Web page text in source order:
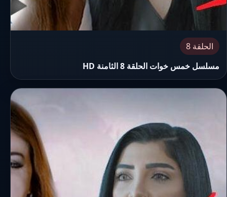
الحلقة 8
مسلسل خمس خوات الحلقة 8 الثامنة HD